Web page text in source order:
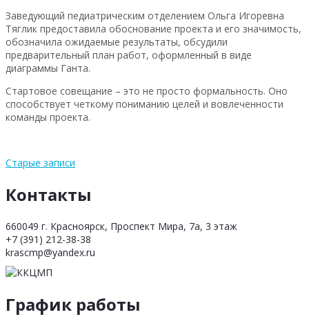
Заведующий педиатрическим отделением Ольга Игоревна
Тяглик предоставила обоснование проекта и его значимость,
обозначила ожидаемые результаты, обсудили
предварительный план работ, оформленный в виде
диаграммы Ганта.
Стартовое совещание – это не просто формальность. Оно
способствует четкому пониманию целей и вовлеченности
команды проекта.
Старые записи
Контакты
660049 г. Красноярск, Проспект Мира, 7а, 3 этаж
+7 (391) 212-38-38
krascmp@yandex.ru
График работы